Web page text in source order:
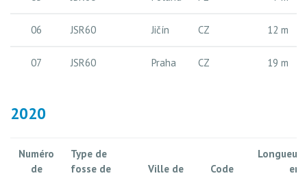
06 JSR60 Jičín CZ 12 m
07 JSR60 Praha CZ 19 m
2020
Numéro
de
Type de
fosse de
Ville de
Code
Longueur
en